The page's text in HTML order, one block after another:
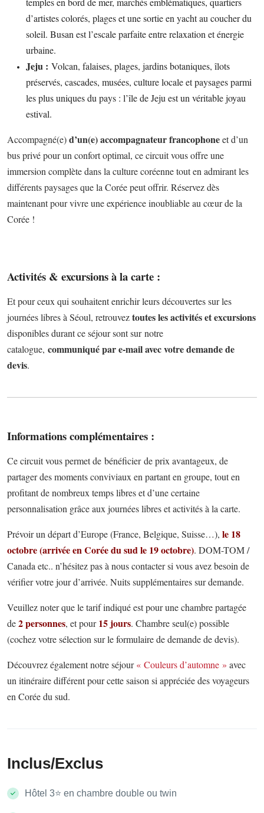
d’artistes colorés, plages et une sortie en yacht au coucher du
soleil. Busan est l’escale parfaite entre relaxation et énergie
urbaine.
Jeju : Volcan, falaises, plages, jardins botaniques, îlots
préservés, cascades, musées, culture locale et paysages parmi
les plus uniques du pays : l’île de Jeju est un véritable joyau
estival.
Accompagné(e)d’un(e) accompagnateur francophoneet d’un
bus privé pour un confort optimal, ce circuit vous offre une
immersion complète dans la culture coréenne tout en admirant les
différents paysages que la Corée peut offrir. Réservez dès
maintenant pour vivre une expérience inoubliable au cœur de la
Corée !
Activités & excursions à la carte :
Et pour ceux qui souhaitent enrichir leurs découvertes sur les
journées libres à Séoul, retrouveztoutes les activités et excursions
disponibles durant ce séjour sont sur notre
catalogue, communiqué par e-mail avec votre demande de
devis.
Informations complémentaires :
Ce circuit vous permet de bénéficier de prix avantageux, de
partager des moments conviviaux en partant en groupe, tout en
profitant de nombreux temps libres et d’une certaine
personnalisation grâce aux journées libres et activités à la carte.
Prévoir un départ d’Europe (France, Belgique, Suisse…), le 18
octobre (arrivée en Corée du sud le 19 octobre). DOM-TOM /
Canada etc.. n’hésitez pas à nous contacter si vous avez besoin de
vérifier votre jour d’arrivée. Nuits supplémentaires sur demande.
Veuillez noter que le tarif indiqué est pour une chambre partagée
de2 personnes, et pour15 jours. Chambre seul(e) possible
(cochez votre sélection sur le formulaire de demande de devis).
Découvrez également notre séjour« Couleurs d’automne » avec
un itinéraire différent pour cette saison si appréciée des voyageurs
en Corée du sud.
Inclus/Exclus
Hôtel 3⭐️ en chambre double ou twin